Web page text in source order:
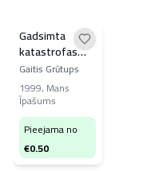
Gadsimta
katastrofas
Latvijā
Gaitis Grūtups
1999, Mans
Īpašums
Pieejama no
€0.50